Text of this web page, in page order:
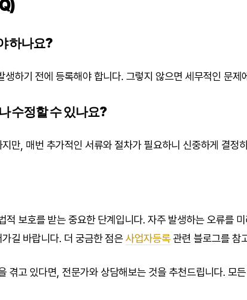
하나요?
하기 전에 등록해야 합니다. 그렇지 않으면 세무적인 문제
수정할 수 있나요?
만, 매번 추가적인 서류와 절차가 필요하니 신중하게 결정
적 보호를 받는 중요한 단계입니다. 자주 발생하는 오류를
길 바랍니다. 더 궁금한 점은사업자등록관련 블로그를 참
겪고 있다면, 전문가와 상담해보는 것을 추천드립니다. 모